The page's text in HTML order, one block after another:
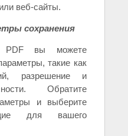
веб-сайты.
сохранения
PDF вы можете
такие как
разрешение и
Обратите
и выберите
для вашего